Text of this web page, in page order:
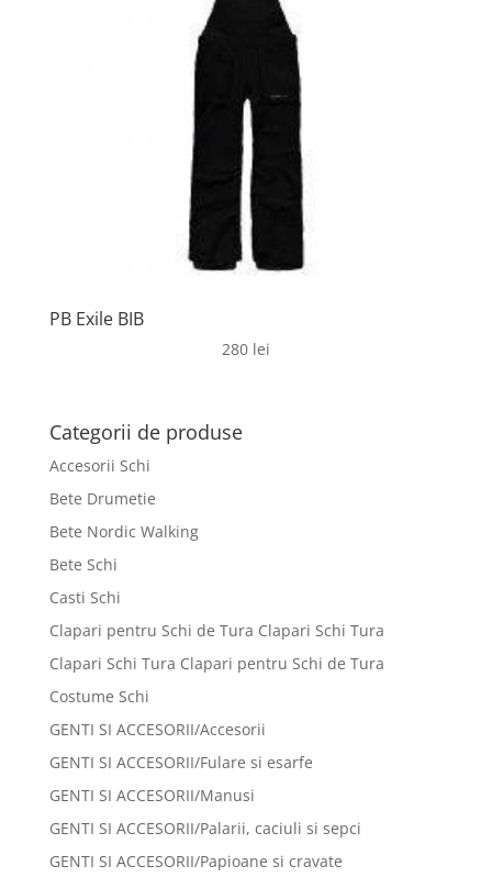
PB Exile BIB
280 lei
Categorii de produse
Accesorii Schi
Bete Drumetie
Bete Nordic Walking
Bete Schi
Casti Schi
Clapari pentru Schi de Tura Clapari Schi Tura
Clapari Schi Tura Clapari pentru Schi de Tura
Costume Schi
GENTI SI ACCESORII/Accesorii
GENTI SI ACCESORII/Fulare si esarfe
GENTI SI ACCESORII/Manusi
GENTI SI ACCESORII/Palarii, caciuli si sepci
GENTI SI ACCESORII/Papioane si cravate